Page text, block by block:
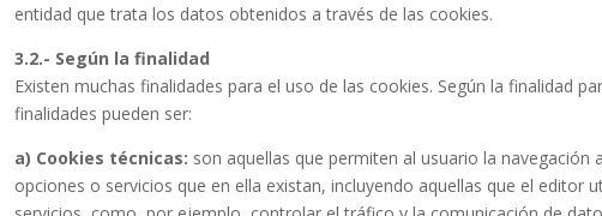
entidad que trata los datos obtenidos a través de las cookies.
3.2.- Según la finalidad
Existen muchas finalidades para el uso de las cookies. Según la finalidad
finalidades pueden ser:
a) Cookies técnicas: son aquellas que permiten al usuario la
opciones o servicios que en ella existan, incluyendo aquellas que el